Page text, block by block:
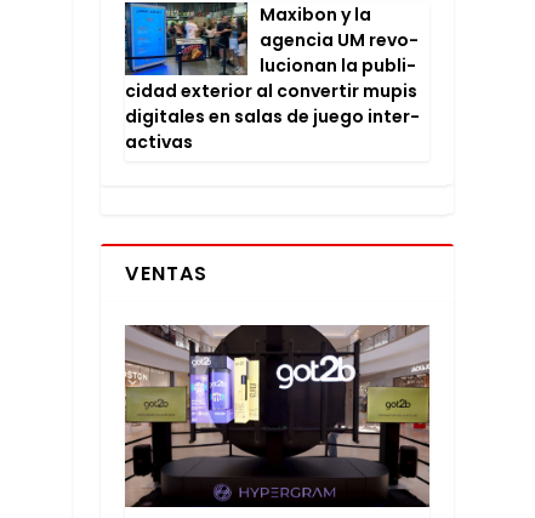
Maxi­bon y la
agen­cia UM revo­
lu­cio­nan la publi­
ci­dad exte­rior al con­ver­tir mupis
digi­ta­les en salas de jue­go inter­
ac­ti­vas
VENTAS